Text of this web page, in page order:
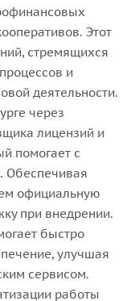
Этот
стремящихся
и
деятельности.
через
лицензий и
помогает с
Обеспечивая
официальную
при внедрении.
быстро
улучшая
сервисом.
работы